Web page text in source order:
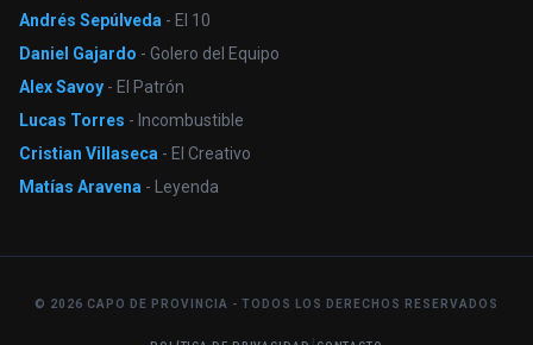
Andrés Sepúlveda - El 10
Daniel Gajardo - Golero del Equipo
Alex Savoy - El Patrón
Lucas Torres - Incombustible
Cristian Villaseca - El Creativo
Matías Aravena - Leyenda
© 2026 CAPO DE PROVINCIA - TODOS LOS DERECHOS RESERVADOS